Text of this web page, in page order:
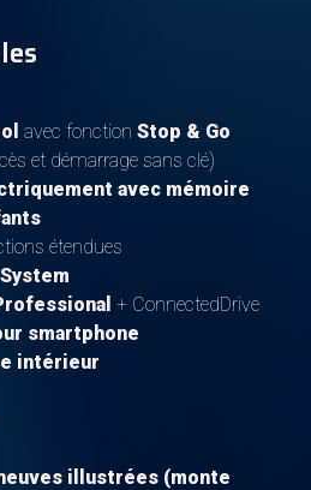
avec fonction Stop & Go
et démarrage sans clé)
avec mémoire
étendues
+ ConnectedDrive
smartphone
intérieur
illustrées (monte